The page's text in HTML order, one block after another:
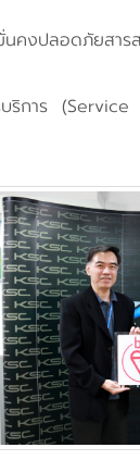
นคงปลอดภัยส
การ